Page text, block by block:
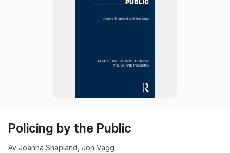
Policing by the Public
Av Joanna Shapland Jon Vagg